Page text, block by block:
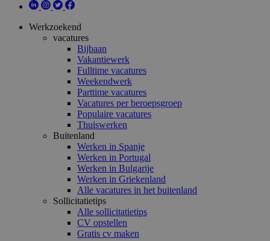
Werkzoekend
vacatures
Bijbaan
Vakantiewerk
Fulltime vacatures
Weekendwerk
Parttime vacatures
Vacatures per beroepsgroep
Populaire vacatures
Thuiswerken
Buitenland
Werken in Spanje
Werken in Portugal
Werken in Bulgarije
Werken in Griekenland
Alle vacatures in het buitenland
Sollicitatietips
Alle sollicitatietips
CV opstellen
Gratis cv maken